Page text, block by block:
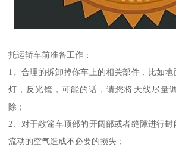
托运轿车前准备工作：
1、合理的拆卸掉你车上的相关部件，比如
灯，反光镜，可能的话，请您将天线尽量
除；
2、对于敞篷车顶部的开阔部或者缝隙进行
流动的空气造成不必要的损失；